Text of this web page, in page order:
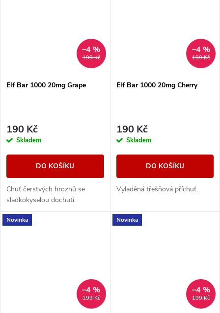
199 Kč
–4 %
Elf Bar 1000 20mg Grape
190 Kč
Skladem
DO KOŠÍKU
Chuť čerstvých hroznů se
sladkokyselou dochutí.
199 Kč
–4 %
Elf Bar 1000 20mg Cherry
190 Kč
Skladem
DO KOŠÍKU
Vyladěná třešňová příchuť.
Novinka
199 Kč
–4 %
Novinka
199 Kč
–4 %